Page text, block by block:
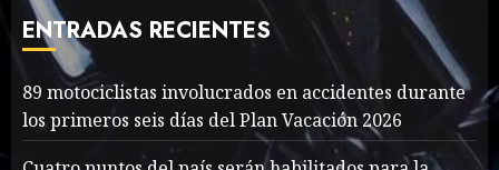
7
cave rescue
MAYO 14, 2024 1002
89 motociclistas
involucrados en
ENTRADAS RECIENTES
89 motociclistas involucrados en accidentes durante
los primeros seis días del Plan Vacación 2026